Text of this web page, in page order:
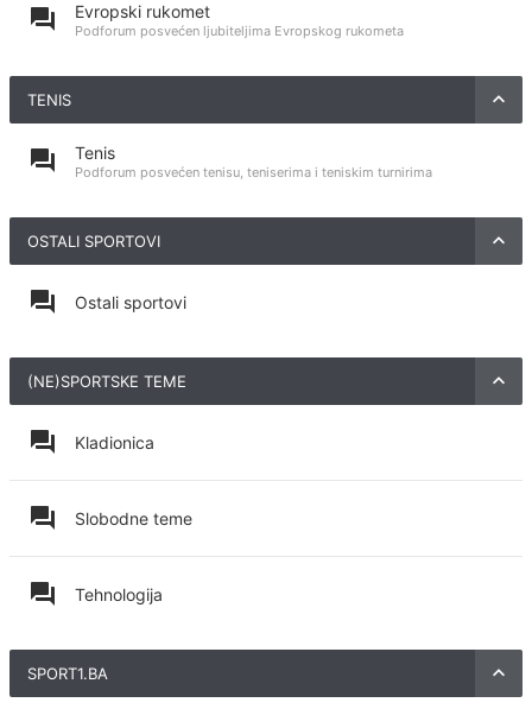
Evropski rukomet
Podforum posvećen ljubiteljima Evropskog rukometa
TENIS
Tenis
Podforum posvećen tenisu, teniserima i teniskim turnirima
OSTALI SPORTOVI
Ostali sportovi
(NE)SPORTSKE TEME
Kladionica
Slobodne teme
Tehnologija
SPORT1.BA